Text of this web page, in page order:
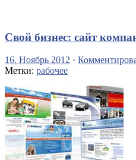
Свой бизнес: сайт
16. Ноябрь 2012 ·
Метки: рабочее